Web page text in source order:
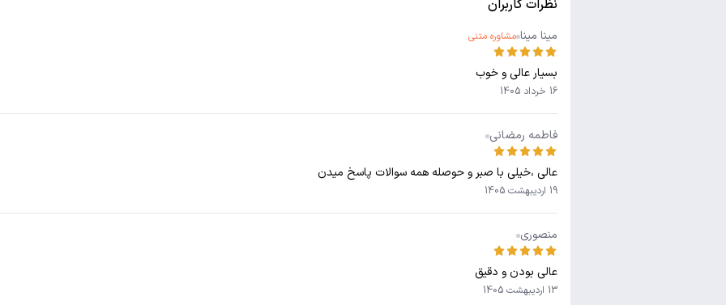
نظرات کاربران
مینا مینا مشاوره متنی
بسیار عالی و خوب
16 خرداد 1405
فاطمه رمضانی
عالی ،خیلی با صبر و حوصله همه سوالات پاسخ میدن
19 اردیبهشت 1405
منصوری
عالی بودن و دقیق
13 اردیبهشت 1405